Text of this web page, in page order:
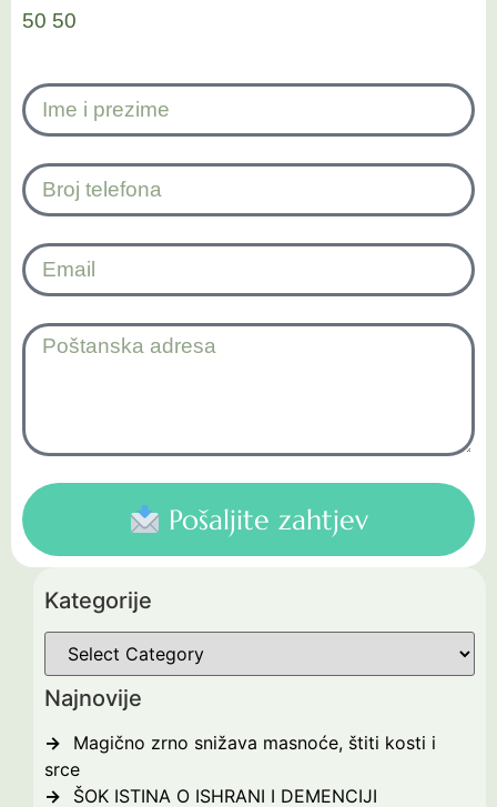
50 50
Pošaljite zahtjev
Kategorije
Najnovije
Magično zrno snižava masnoće, štiti kosti i
srce
ŠOK ISTINA O ISHRANI I DEMENCIJI